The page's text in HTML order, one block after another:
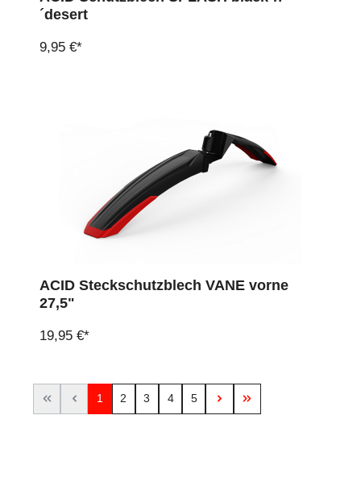
´desert
9,95 €*
ACID Steckschutzblech VANE vorne
27,5"
19,95 €*
1 2 3 4 5